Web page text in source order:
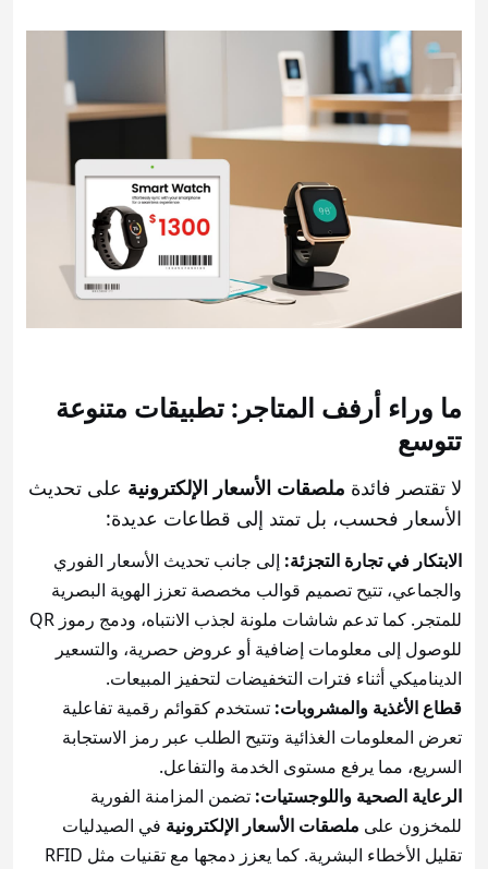
ما وراء أرفف المتاجر: تطبيقات متنوعة
تتوسع
لا تقتصر فائدة ملصقات الأسعار الإلكترونية على تحديث
الأسعار فحسب، بل تمتد إلى قطاعات عديدة:
الابتكار في تجارة التجزئة: إلى جانب تحديث الأسعار الفوري
والجماعي، تتيح تصميم قوالب مخصصة تعزز الهوية البصرية
للمتجر. كما تدعم شاشات ملونة لجذب الانتباه، ودمج رموز QR
للوصول إلى معلومات إضافية أو عروض حصرية، والتسعير
الديناميكي أثناء فترات التخفيضات لتحفيز المبيعات.
قطاع الأغذية والمشروبات: تستخدم كقوائم رقمية تفاعلية
تعرض المعلومات الغذائية وتتيح الطلب عبر رمز الاستجابة
السريع، مما يرفع مستوى الخدمة والتفاعل.
الرعاية الصحية واللوجستيات: تضمن المزامنة الفورية
للمخزون على ملصقات الأسعار الإلكترونية في الصيدليات
تقليل الأخطاء البشرية. كما يعزز دمجها مع تقنيات مثل RFID